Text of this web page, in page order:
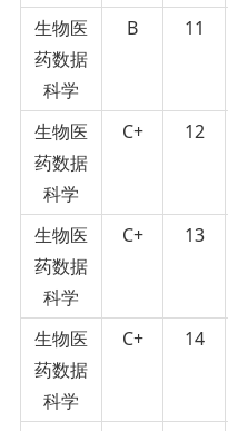
生物医
药数据
科学
B 11
生物医
药数据
科学
C+ 12
生物医
药数据
科学
C+ 13
生物医
药数据
科学
C+ 14